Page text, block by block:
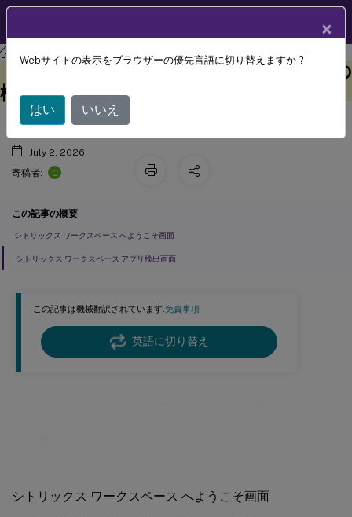
Citrix Workspace
この記事は機械翻訳されています.免責事項
英語に切り替え
シトリックス ワークスペース へようこそ画面
シトリックス ワークスペース アプリの
検出
July 2, 2026
寄稿者:
C
この記事の概要
シトリックス ワークスペース へようこそ画面
シトリックス ワークスペース アプリ検出画面
×
Webサイトの表示をブラウザーの優先言語に切り替えますか ?
はい いいえ